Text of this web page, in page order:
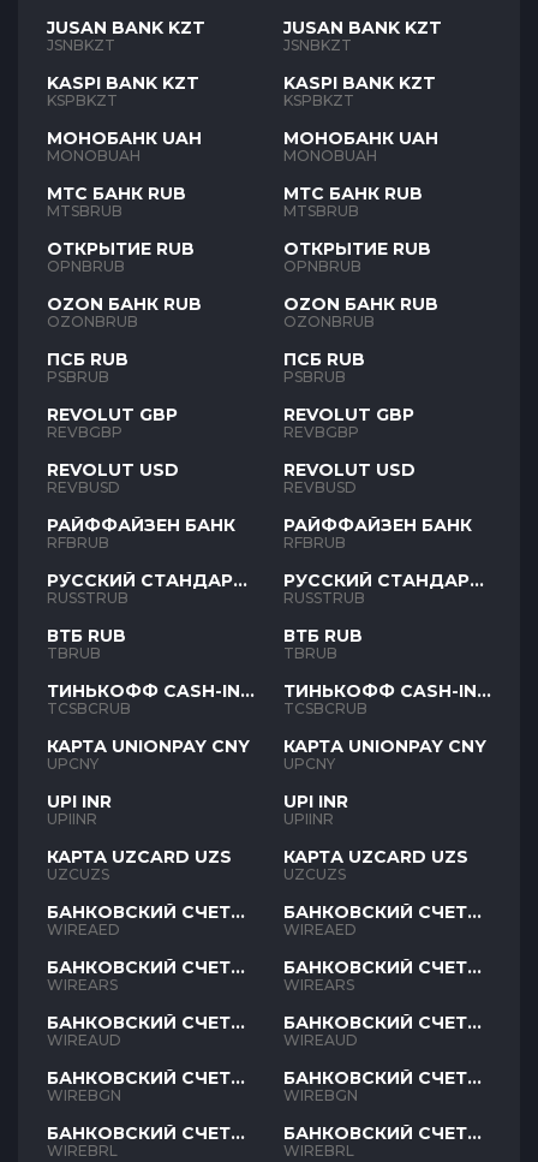
JUSAN BANK KZT
JSNBKZT
KASPI BANK KZT
KSPBKZT
МОНОБАНК UAH
MONOBUAH
МТС БАНК RUB
MTSBRUB
ОТКРЫТИЕ RUB
OPNBRUB
OZON БАНК RUB
OZONBRUB
ПСБ RUB
PSBRUB
REVOLUT GBP
REVBGBP
REVOLUT USD
REVBUSD
РАЙФФАЙЗЕН БАНК
RFBRUB
РУССКИЙ СТАНДАРТ
RUB
RUSSTRUB
ВТБ RUB
TBRUB
ТИНЬКОФФ CASH-IN
RUB
TCSBCRUB
КАРТА UNIONPAY CNY
UPCNY
UPI INR
UPIINR
КАРТА UZCARD UZS
UZCUZS
БАНКОВСКИЙ СЧЕТ
AED
WIREAED
БАНКОВСКИЙ СЧЕТ
ARS
WIREARS
БАНКОВСКИЙ СЧЕТ
AUD
WIREAUD
БАНКОВСКИЙ СЧЕТ
BGN
WIREBGN
БАНКОВСКИЙ СЧЕТ
BRL
WIREBRL
JUSAN BANK KZT
JSNBKZT
KASPI BANK KZT
KSPBKZT
МОНОБАНК UAH
MONOBUAH
МТС БАНК RUB
MTSBRUB
ОТКРЫТИЕ RUB
OPNBRUB
OZON БАНК RUB
OZONBRUB
ПСБ RUB
PSBRUB
REVOLUT GBP
REVBGBP
REVOLUT USD
REVBUSD
РАЙФФАЙЗЕН БАНК
RFBRUB
РУССКИЙ СТАНДАРТ
RUB
RUSSTRUB
ВТБ RUB
TBRUB
ТИНЬКОФФ CASH-IN
RUB
TCSBCRUB
КАРТА UNIONPAY CNY
UPCNY
UPI INR
UPIINR
КАРТА UZCARD UZS
UZCUZS
БАНКОВСКИЙ СЧЕТ
AED
WIREAED
БАНКОВСКИЙ СЧЕТ
ARS
WIREARS
БАНКОВСКИЙ СЧЕТ
AUD
WIREAUD
БАНКОВСКИЙ СЧЕТ
BGN
WIREBGN
БАНКОВСКИЙ СЧЕТ
BRL
WIREBRL